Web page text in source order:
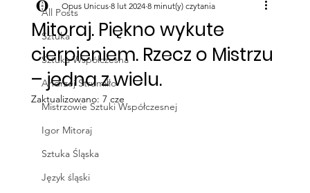
All Posts
Sztuka
Sztuka Współczesna
Andrzej Strumiłło
Mistrzowie Sztuki Współczesnej
Igor Mitoraj
Sztuka Śląska
Język śląski
Mitoraj. Piękno wykute
cierpieniem. Rzecz o Mistrzu
– jedna z wielu.
Opus Unicus 8 lut 2024 8 minut(y) czytania
Zaktualizowano: 7 cze